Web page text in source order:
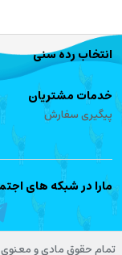
عروسک هایی که به
گیرند در شکل گیری
انتخاب رده سنی
خدمات مشتریان
پیگیری سفارش
مارا در شبکه های
تمام حقوق مادی و